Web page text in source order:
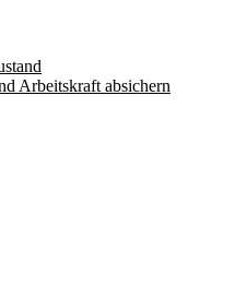
Arbeitskraft absichern